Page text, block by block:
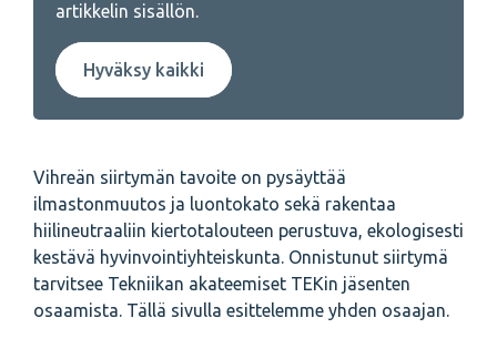
artikkelin sisällön.
Hyväksy kaikki
Vihreän siirtymän tavoite on pysäyttää
ilmastonmuutos ja luontokato sekä rakentaa
hiilineutraaliin kierto­talouteen perustuva, ekologisesti
kestävä hyvinvointiyhteiskunta. Onnistunut siirtymä
tarvitsee Tekniikan akateemiset TEKin jäsenten
osaamista. Tällä sivulla esittelemme yhden osaajan.